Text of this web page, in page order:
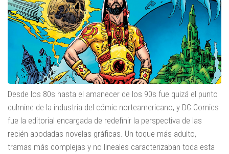
Desde los 80s hasta el amanecer de los 90s fue quizá el punto
culmine de la industria del cómic norteamericano, y DC Comics
fue la editorial encargada de redefinir la perspectiva de las
recién apodadas novelas gráficas. Un toque más adulto,
tramas más complejas y no lineales caracterizaban toda esta